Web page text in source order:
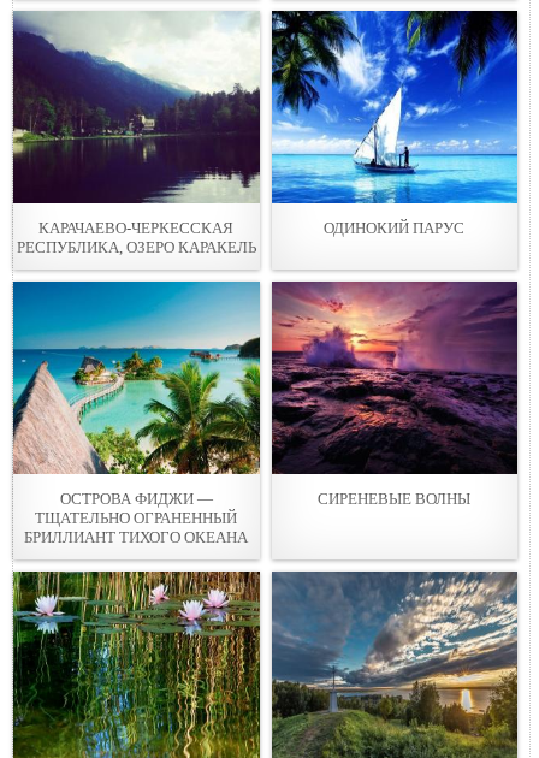
КАРАЧАЕВО-ЧЕРКЕССКАЯ
РЕСПУБЛИКА, ОЗЕРО КАРАКЕЛЬ
ОДИНОКИЙ ПАРУС
ОСТРОВА ФИДЖИ —
ТЩАТЕЛЬНО ОГРАНЕННЫЙ
БРИЛЛИАНТ ТИХОГО ОКЕАНА
СИРЕНЕВЫЕ ВОЛНЫ